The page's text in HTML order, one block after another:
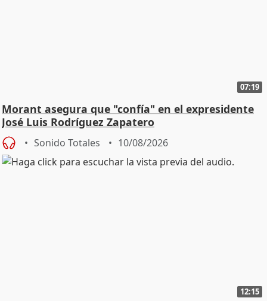
07:19
Morant asegura que "confía" en el expresidente
José Luis Rodríguez Zapatero
Sonido Totales 10/08/2026
12:15